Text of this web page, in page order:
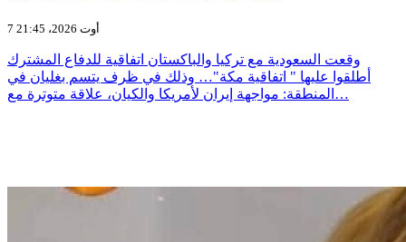
7 أوت 2026، 21:45
وقعت السعودية مع تركيا والباكستان اتفاقية للدفاع المشترك
أطلقوا عليها " اتفاقية مكة"… وذلك في ظرف يتسم بغليان في
المنطقة: مواجهة إيران لأمريكا والكيان، علاقة متوترة مع…